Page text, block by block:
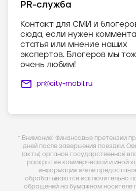
PR-служба
Контакт для СМИ и
сюда, если нужен
статья или мнение наших
экспертов. Блогеров мы
очень любим!
pr@city-mobil.ru
* Внимание! Финансовые претензии
дней после завершения поездки.
(акты) органов государственной
раскрытие коммерческой и иной
информации и/или
обрабатываются исключительно
обращений на бумажном носителе